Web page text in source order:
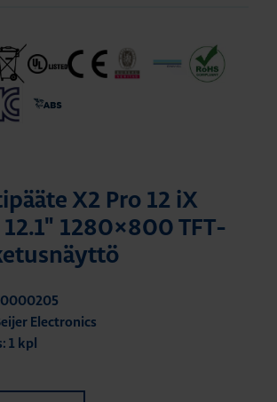
X2 Pro 12 iX
1280×800 TFT-
Electronics
1 kpl